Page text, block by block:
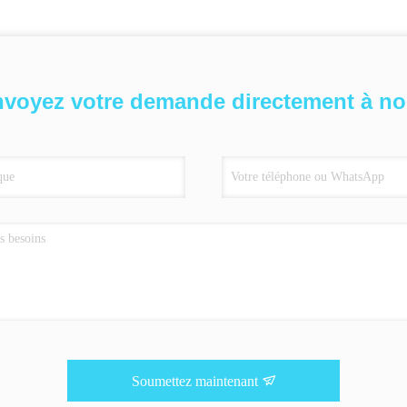
votre demande directement à
Soumettez maintenant